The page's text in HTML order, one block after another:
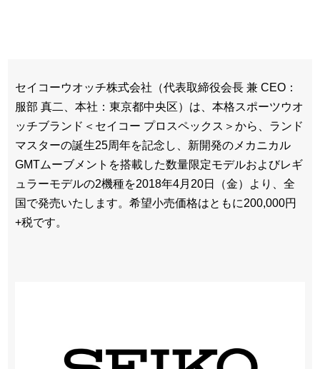
セイコーウオッチ株式会社（代表取締役会長 兼 CEO：
服部 真二、本社：東京都中央区）は、本格スポーツウオ
ッチブランド＜セイコー プロスペックス＞から、ランド
マスターの誕生25周年を記念し、新開発のメカニカル
GMTムーブメントを搭載した数量限定モデルおよびレギ
ュラーモデルの2機種を2018年4月20日（金）より、全
国で発売いたします。希望小売価格はともに200,000円
+税です。